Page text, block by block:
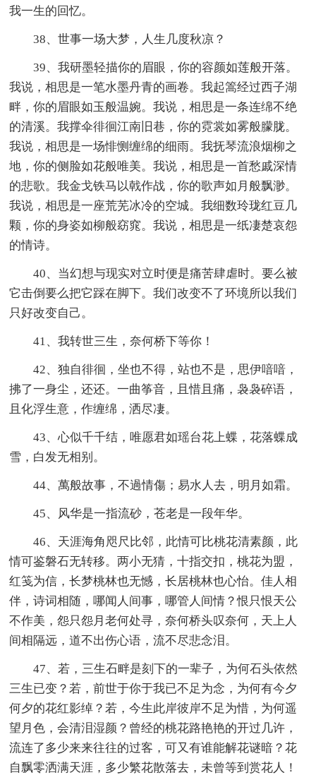
我一生的回忆。
38、世事一场大梦，人生几度秋凉？
39、我研墨轻描你的眉眼，你的容颜如莲般开落。
我说，相思是一笔水墨丹青的画卷。我起篙经过西子湖
畔，你的眉眼如玉般温婉。我说，相思是一条连绵不绝
的清溪。我撑伞徘徊江南旧巷，你的霓裳如雾般朦胧。
我说，相思是一场悱恻缠绵的细雨。我抚琴流浪烟柳之
地，你的侧脸如花般唯美。我说，相思是一首愁戚深情
的悲歌。我金戈铁马以戟作战，你的歌声如月般飘渺。
我说，相思是一座荒芜冰冷的空城。我细数玲珑红豆几
颗，你的身姿如柳般窈窕。我说，相思是一纸凄楚哀怨
的情诗。
40、当幻想与现实对立时便是痛苦肆虐时。要么被
它击倒要么把它踩在脚下。我们改变不了环境所以我们
只好改变自己。
41、我转世三生，奈何桥下等你！
42、独自徘徊，坐也不得，站也不是，思伊喑喑，
拂了一身尘，还还。一曲筝音，且惜且痛，袅袅碎语，
且化浮生意，作缠绵，洒尽凄。
43、心似千千结，唯愿君如瑶台花上蝶，花落蝶成
雪，白发无相别。
44、萬般故事，不過情傷；易水人去，明月如霜。
45、风华是一指流砂，苍老是一段年华。
46、天涯海角咫尺比邻，此情可比桃花清素颜，此
情可鉴磐石无转移。两小无猜，十指交扣，桃花为盟，
红笺为信，长梦桃林也无憾，长居桃林也心怡。佳人相
伴，诗词相随，哪闻人间事，哪管人间情？恨只恨天公
不作美，怨只怨月老何处寻，奈何桥头叹奈何，天上人
间相隔远，道不出伤心语，流不尽悲念泪。
47、若，三生石畔是刻下的一辈子，为何石头依然
三生已变？若，前世于你于我已不足为念，为何有今夕
何夕的花红影绰？若，今生此岸彼岸不足为惜，为何遥
望月色，会清泪湿颜？曾经的桃花路艳艳的开过几许，
流连了多少来来往往的过客，可又有谁能解花谜暗？花
自飘零洒满天涯，多少繁花散落去，未曾等到赏花人！